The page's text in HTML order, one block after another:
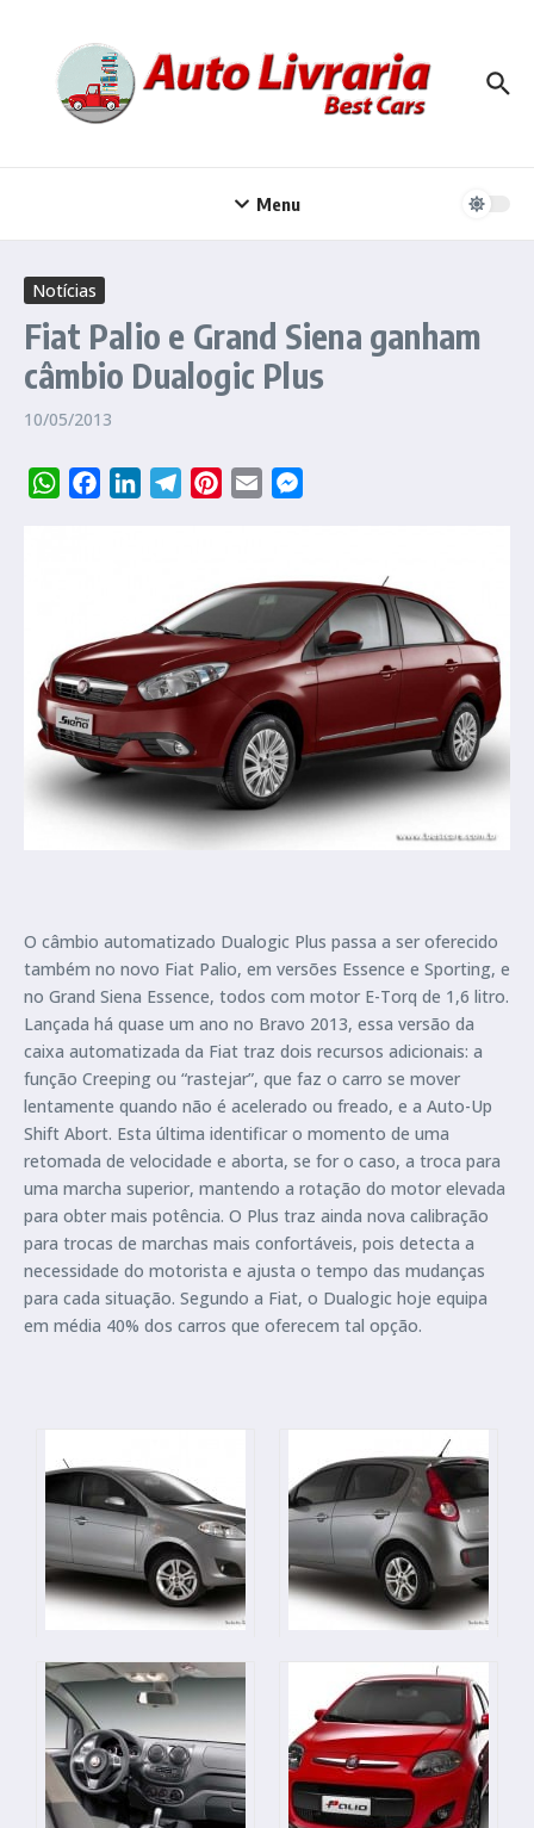
Menu
Notícias
Fiat Palio e Grand Siena ganham
câmbio Dualogic Plus
10/05/2013
WhatsAppFacebookLinkedInTelegramPinterest
Email
O câmbio automatizado Dualogic Plus passa a ser oferecido
também no novo Fiat Palio, em versões Essence e Sporting, e
no Grand Siena Essence, todos com motor E-Torq de 1,6 litro.
Lançada há quase um ano no Bravo 2013, essa versão da
caixa automatizada da Fiat traz dois recursos adicionais: a
função Creeping ou “rastejar”, que faz o carro se mover
lentamente quando não é acelerado ou freado, e a Auto-Up
Shift Abort. Esta última identificar o momento de uma
retomada de velocidade e aborta, se for o caso, a troca para
uma marcha superior, mantendo a rotação do motor elevada
para obter mais potência. O Plus traz ainda nova calibração
para trocas de marchas mais confortáveis, pois detecta a
necessidade do motorista e ajusta o tempo das mudanças
para cada situação. Segundo a Fiat, o Dualogic hoje equipa
em média 40% dos carros que oferecem tal opção.